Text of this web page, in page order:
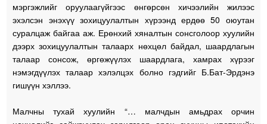
мэргэжлийг оруулаагүйгээс өнгөрсөн хичээлийн жилээс
эхэлсэн энэхүү зохицуулалтын хүрээнд ердөө 50 оюутан
суралцаж байгаа аж. Ерөнхий хяналтын сонсголоор хуулийн
дээрх зохицуулалтын талаарх нөхцөл байдал, шаардлагын
талаар сонсож, өргөжүүлэх шаардлага, хамрах хүрээг
нэмэгдүүлэх талаар хэлэлцэх болно гэдгийг Б.Бат-Эрдэнэ
гишүүн хэллээ.
Малчны тухай хуулийн “… малчдын амьдрах орчин